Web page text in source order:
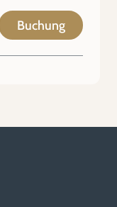
Buchung